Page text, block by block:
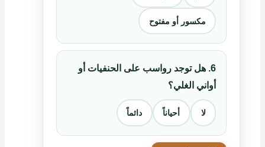
مكسور أو مفتوح
6. هل توجد رواسب على الحنفيات أو
أواني الغلي؟
لا أحياناً دائماً